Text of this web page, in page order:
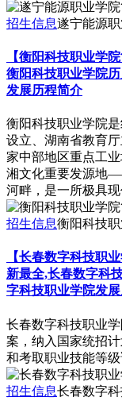
招生信息遂宁能源
【衡阳科技职业学
衡阳科技职业学院
发展历程简介
衡阳科技职业学院
设立、湖南省教育
家中部地区重点工
湘文化重要发源地
河畔，是一所极具
招生信息衡阳科技
【长春数字科技职
新最全,长春数字科
字科技职业学院发
长春数字科技职业
案，纳入国家统招
和考取职业技能等
招生信息长春数字